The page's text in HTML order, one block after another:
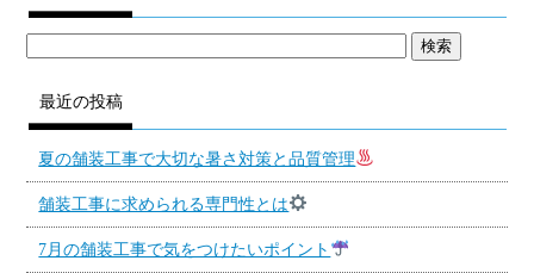
最近の投稿
夏の舗装工事で大切な暑さ対策と品質管理
舗装工事に求められる専門性とは
7月の舗装工事で気をつけたいポイント